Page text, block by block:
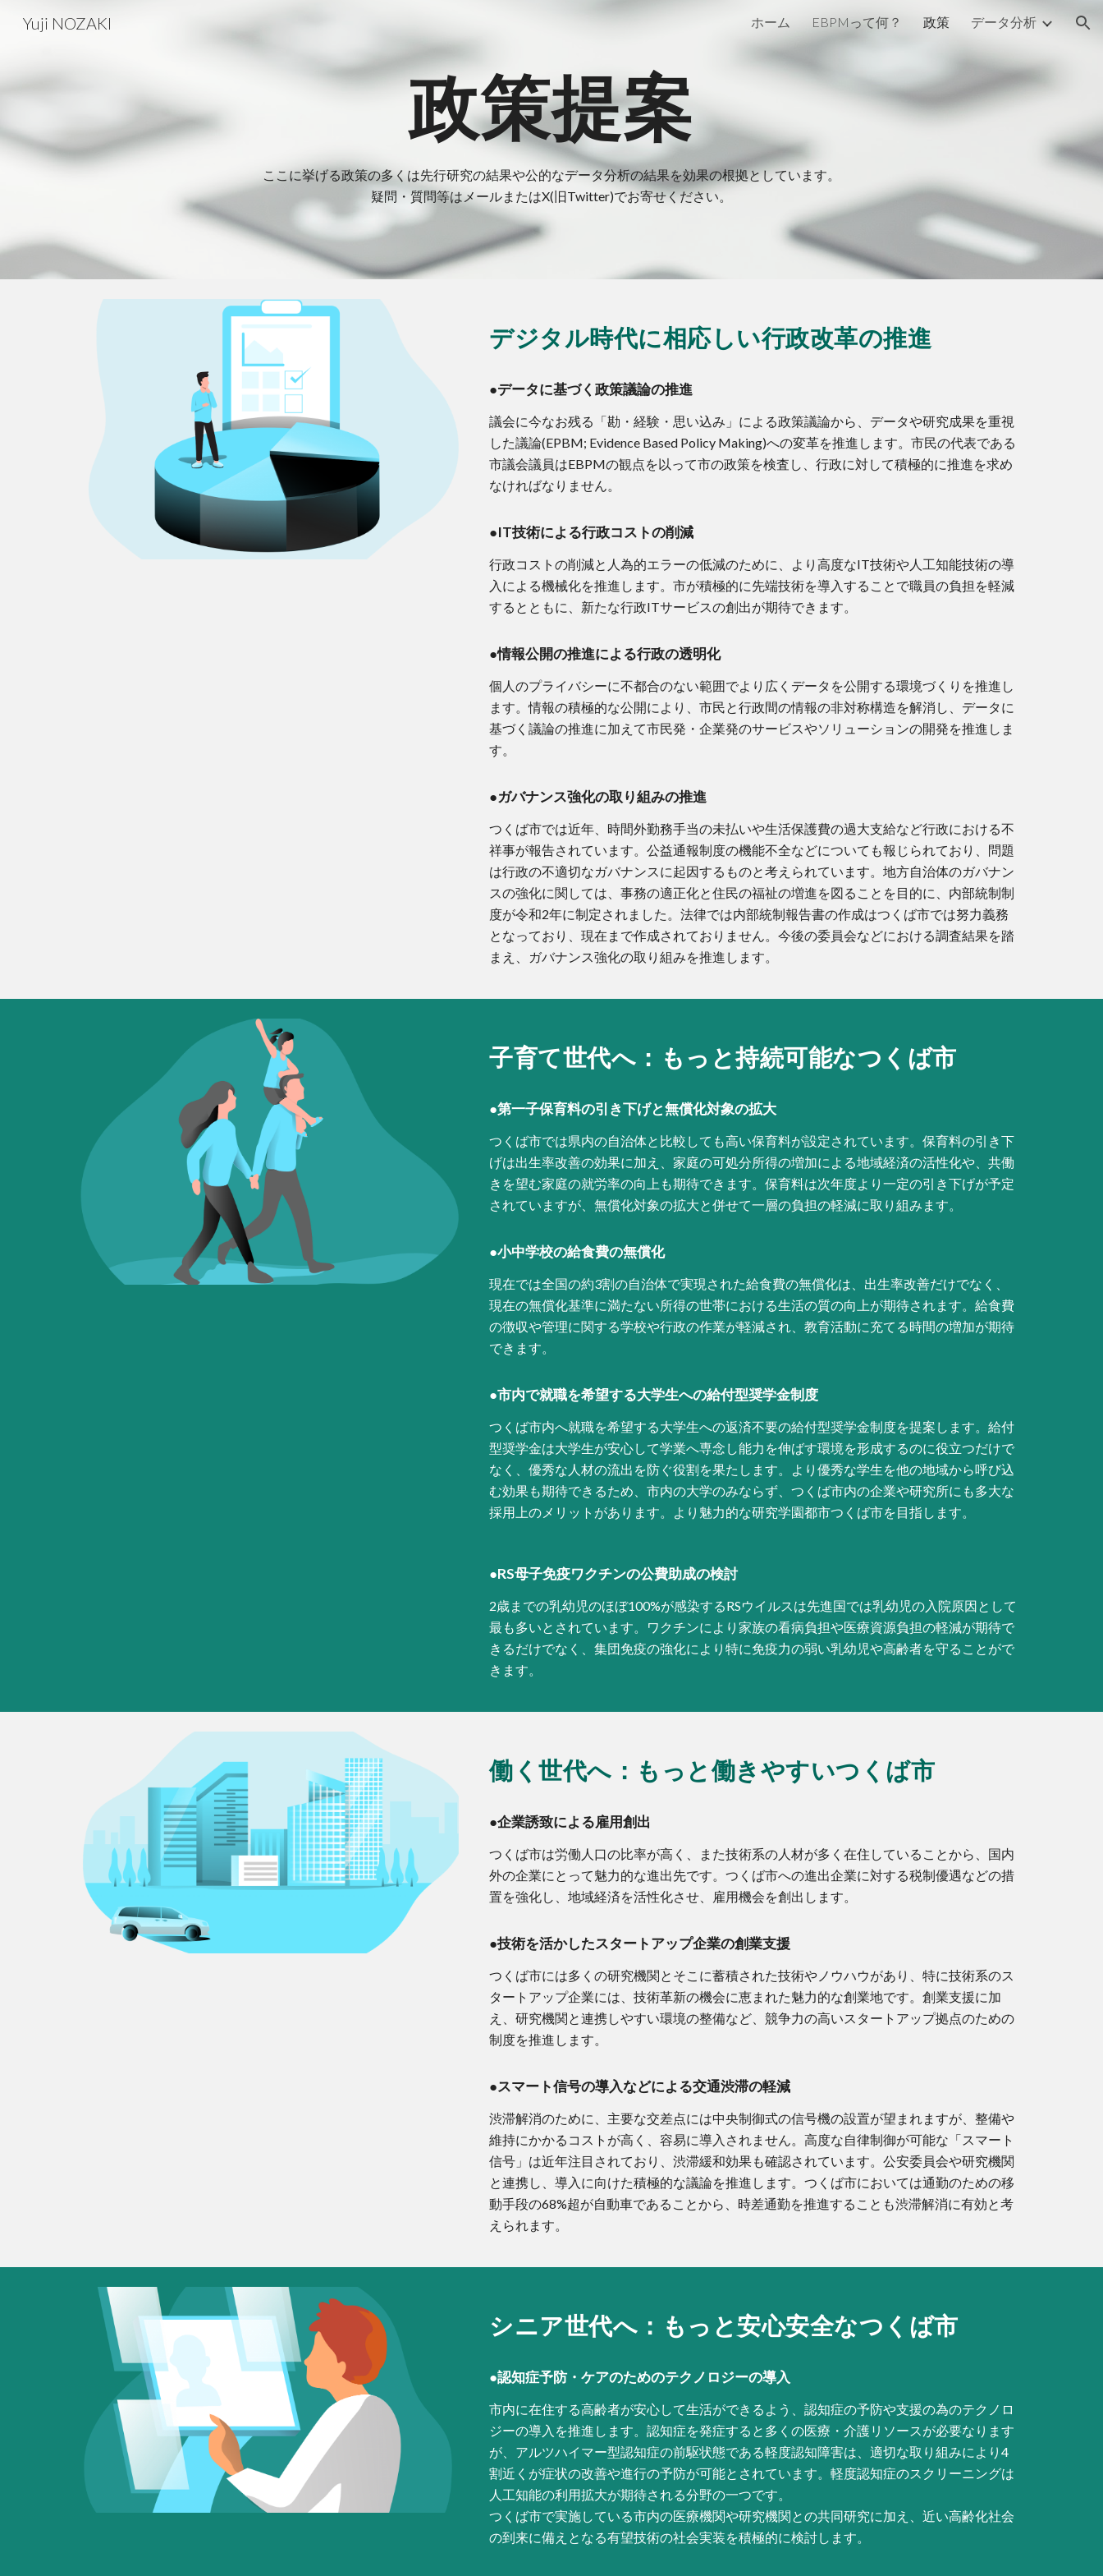
Yuji NOZAKI ホーム EBPMって何？ 政策 データ分析
政策提案
ここに挙げる政策の多くは先行研究の結果や公的なデータ分析の結果を効果の根拠としています。
疑問・質問等はメールまたはX(旧Twitter)でお寄せください。
デジタル時代に相応しい行政改革の推進
●データに基づく政策議論の推進
議会に今なお残る「勘・経験・思い込み」による政策議論から、データや研究成果を重視
した議論(EPBM; Evidence Based Policy Making)への変革を推進します。市民の代表である
市議会議員はEBPMの観点を以って市の政策を検査し、行政に対して積極的に推進を求め
なければなりません。
●IT技術による行政コストの削減
行政コストの削減と人為的エラーの低減のために、より高度なIT技術や人工知能技術の導
入による機械化を推進します。市が積極的に先端技術を導入することで職員の負担を軽減
するとともに、新たな行政ITサービスの創出が期待できます。
●情報公開の推進による行政の透明化
個人のプライバシーに不都合のない範囲でより広くデータを公開する環境づくりを推進し
ます。情報の積極的な公開により、市民と行政間の情報の非対称構造を解消し、データに
基づく議論の推進に加えて市民発・企業発のサービスやソリューションの開発を推進しま
す。
●ガバナンス強化の取り組みの推進
つくば市では近年、時間外勤務手当の未払いや生活保護費の過大支給など行政における不
祥事が報告されています。公益通報制度の機能不全などについても報じられており、 問題
は行政の不適切なガバナンスに起因する ものと考えられています。地方自治体のガバナン
スの強化に関しては、事務の適正化と住民の福祉の増進を図ることを目的に、内部統制制
度が令和2年に制定されました 。法律では内部統制報告書の作成はつくば市では努力義務
となっており、現在まで作成されておりません。今後の委員会などにおける調査結果を踏
まえ、ガバナンス強化の取り組みを推進します。
子育て世代へ： もっと持続可能なつくば市
●第一子保育料の引き下げと無償化対象の拡大
つくば市では県内の自治体と比較しても高い保育料が設定されています。保育料の引き下
げは出生率改善の効果に加え、家庭の可処分所得の増加による地域経済の活性化や、共働
きを望む家庭の就労率の向上も期待できます。保育料は次年度より一定の引き下げが予定
されていますが、無償化対象の拡大と併せて一層の負担の軽減に取り組みます。
●小中学校の給食費の無償化
現在では全国の約3割の自治体で実現された給食費の無償化は、出生率改善だけでなく、
現在の無償化基準に満たない所得の世帯における生活の質の向上が期待されます。給食費
の徴収や管理に関する学校や行政の作業が軽減され、教育活動に充てる時間の増加が期待
できます。
●市内で就職を希望する大学生への給付型奨学金制度
つくば市内へ就職を希望する大学生への返済不要の給付型奨学金制度を提案します。給付
型奨学金は大学生が安心して学業へ専念し能力を伸ばす環境を形成するのに役立つだけで
なく、優秀な人材の流出を防ぐ役割を果たします。より優秀な学生を他の地域から呼び込
む効果も期待できるため、市内の大学のみならず、つくば市内の企業や研究所にも多大な
採用上のメリットがあります。より魅力的な研究学園都市つくば市を目指します。
●RS母子免疫ワクチンの公費助成の検討
2歳までの乳幼児のほぼ100%が感染するRSウイルスは先進国では乳幼児の入院原因として
最も多いとされています。ワクチンにより家族の看病負担や医療資源負担の軽減が期待で
きるだけでなく、集団免疫の強化により特に免疫力の弱い乳幼児や高齢者を守ることがで
きます。
働く世代へ： もっと働きやすいつくば市
●企業誘致による雇用創出
つくば市は労働人口の比率が高く、また技術系の人材が多く在住していることから、国内
外の企業にとって魅力的な進出先です。つくば市への進出企業に対する税制優遇などの措
置を強化し、地域経済を活性化させ、雇用機会を創出します。
●技術を活かしたスタートアップ企業の創業支援
つくば市には多くの研究機関とそこに蓄積された技術やノウハウがあり、特に技術系のス
タートアップ企業には、技術革新の機会に恵まれた魅力的な創業地です。創業支援に加
え、研究機関と連携しやすい環境の整備など、競争力の高いスタートアップ拠点のための
制度を推進します。
●スマート信号の導入などによる交通渋滞の軽減
渋滞解消のために、主要な交差点には中央制御式の信号機の設置が望まれますが、整備や
維持にかかるコストが高く、容易に導入されません。高度な自律制御が可能な「スマート
信号」は近年注目されており、渋滞緩和効果も確認されています。公安委員会や研究機関
と連携し、導入に向けた積極的な議論を推進します。つくば市においては通勤のための移
動手段の68%超が自動車であることから、時差通勤を推進することも渋滞解消に有効と考
えられます。
シニア世代へ： もっと安心安全なつくば市
●認知症予防・ケアのためのテクノロジーの導入
市内に在住する高齢者が安心して生活ができるよう、認知症の予防や支援の為のテクノロ
ジーの導入を推進します。認知症を発症すると多くの医療・介護リソースが必要なります
が、アルツハイマー型認知症の前駆状態である軽度認知障害は、適切な取り組みにより4
割近くが症状の改善や進行の予防が可能とされています。軽度認知症のスクリーニングは
人工知能の利用拡大が期待される分野の一つです。
つくば市で実施している市内の医療機関や研究機関との共同研究に加え、近い高齢化社会
の到来に備えとなる有望技術の社会実装を積極的に検討します。